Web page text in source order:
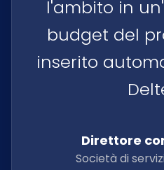
l'ambito in
budget del
inserito
Direttore
Società di